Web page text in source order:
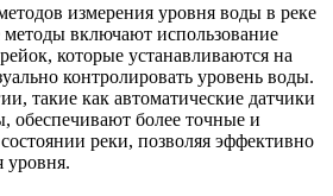
измерения уровня воды в реке
включают использование
которые устанавливаются на
контролировать уровень воды.
такие как автоматические датчики
обеспечивают более точные и
реки, позволяя эффективно
уровня.